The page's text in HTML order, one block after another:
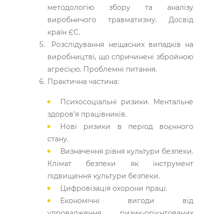
методологію збору та аналізу
виробничого травматизму. Досвід
країн ЄС.
Розслідування нещасних випадків на
виробництві, що спричинені збройною
агресією. Проблемні питання.
Практична частина:
Психосоціальні ризики. Ментальне
здоров’я працівників.
Нові ризики в період воєнного
стану.
Визначення рівня культури безпеки.
Клімат безпеки як інструмент
підвищення культури безпеки.
Цифровізація охорони праці.
Економічні вигоди від